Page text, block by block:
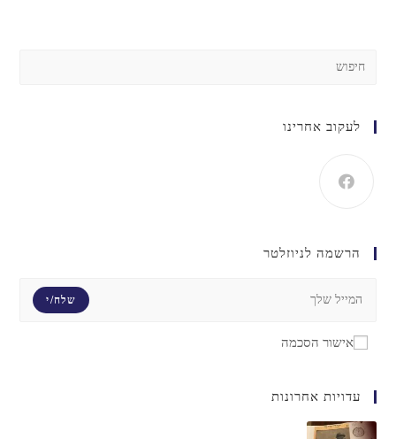
לעקוב אחרינו
הרשמה לניוזלטר
שלח/י
אישור הסכמה
עדויות אחרונות